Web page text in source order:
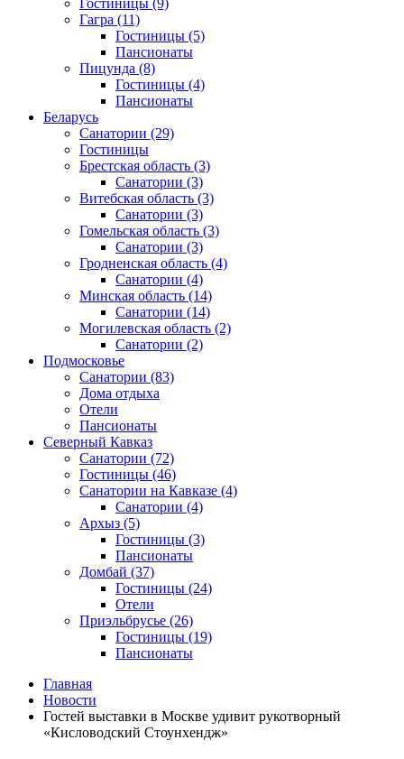
Гостиницы (9)
Гагра (11)
Гостиницы (5)
Пансионаты
Пицунда (8)
Гостиницы (4)
Пансионаты
Беларусь
Санатории (29)
Гостиницы
Брестская область (3)
Санатории (3)
Витебская область (3)
Санатории (3)
Гомельская область (3)
Санатории (3)
Гродненская область (4)
Санатории (4)
Минская область (14)
Санатории (14)
Могилевская область (2)
Санатории (2)
Подмосковье
Санатории (83)
Дома отдыха
Отели
Пансионаты
Северный Кавказ
Санатории (72)
Гостиницы (46)
Санатории на Кавказе (4)
Санатории (4)
Архыз (5)
Гостиницы (3)
Пансионаты
Домбай (37)
Гостиницы (24)
Отели
Приэльбрусье (26)
Гостиницы (19)
Пансионаты
Главная
Новости
Гостей выставки в Москве удивит рукотворный
«Кисловодский Стоунхендж»